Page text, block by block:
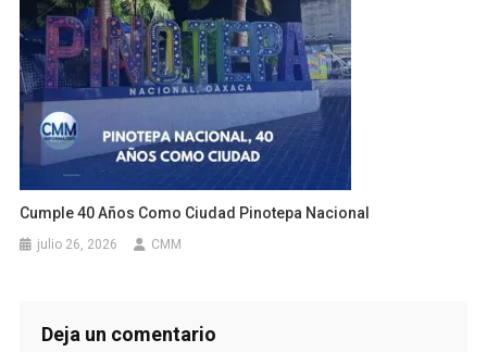
Cumple 40 Años Como Ciudad Pinotepa Nacional
julio 26, 2026 CMM
Deja un comentario